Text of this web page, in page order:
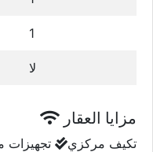
1
لا
مزايا العقار
تكيف مركزي تجهيزات